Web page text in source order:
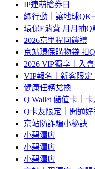
IP連萌搶券日
綠行動｜讓地球QK
環保E消費 月月抽Q
2026京里程回饋禮
京站環保購物袋 扣
2026 VIP獨享｜入
VIP報名｜新客限定
健康任務兌換
Q Wallet 儲值卡｜
Q卡友限定｜開通
京站防詐騙小秘訣
小碧潭店
小碧潭店
小碧潭店